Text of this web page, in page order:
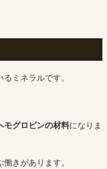
ミネラルです。
モグロビンの材料になりま
きがあります。